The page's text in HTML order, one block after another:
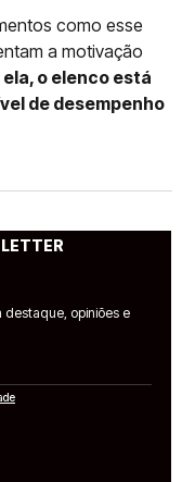
como esse
a motivação
o elenco está
de desempenho
destaque, opiniões e